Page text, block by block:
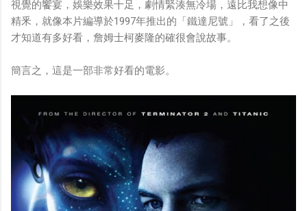
視覺的饗宴，娛樂效果十足，劇情緊湊無冷場，遠比我想像中
精釆，就像本片編導於1997年推出的「鐵達尼號」，看了之後
才知道有多好看，詹姆士柯麥隆的確很會說故事。
簡言之，這是一部非常好看的電影。